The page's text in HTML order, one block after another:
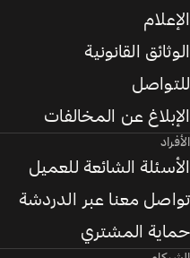
الإعلام
الوثائق القانونية
للتواصل
الإبلاغ عن المخالفات
الأفراد
الأسئلة الشائعة للعميل
تواصل معنا عبر الدردشة
حماية المشتري